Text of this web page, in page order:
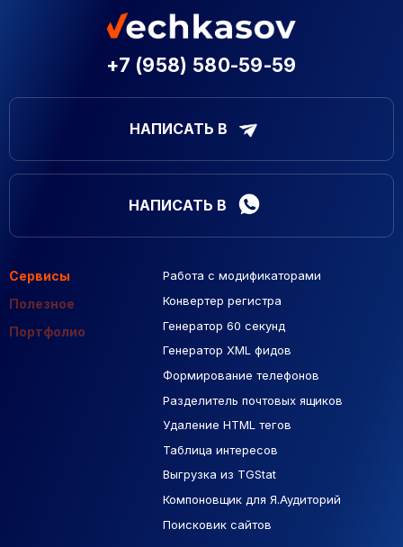
+7 (958) 580-59-59
НАПИСАТЬ В
НАПИСАТЬ В
Сервисы
Полезное
Портфолио
Работа с модификаторами
Конвертер регистра
Генератор 60 секунд
Генератор XML фидов
Формирование телефонов
Разделитель почтовых ящиков
Удаление HTML тегов
Таблица интересов
Выгрузка из TGStat
Компоновщик для Я.Аудиторий
Поисковик сайтов
Подборка сайтов
Макеты Figma
База Яндекс Карты
РСЯ площадки
Созданные сайты
Контекстная реклама